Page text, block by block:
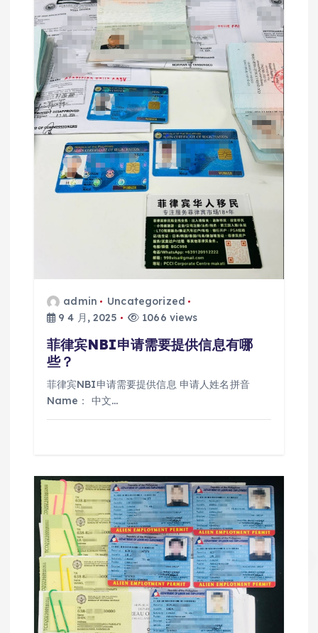
admin
Uncategorized
9 4 月, 2025
1066 views
菲律宾NBI申请需要提供信息有哪
些？
菲律宾NBI申请需要提供信息 申请人姓名拼音
Name： 中文…